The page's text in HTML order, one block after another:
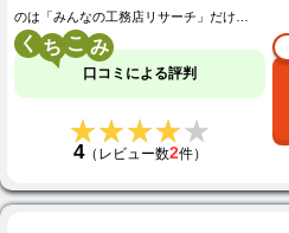
のは「みんなの工務店リサーチ」だけ…
く こ
口コミによる評判
★★★★★
★★★★★
4（レビュー数2件）